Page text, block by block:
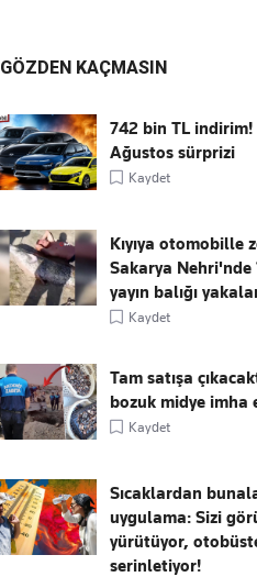
GÖZDEN KAÇMASIN
742 bin TL
Ağustos sürprizi
Kaydet
Kıyıya otomobille
Sakarya
yayın balığı
Kaydet
Tam satışa
bozuk midye imha
Kaydet
Sıcaklardan
uygulama: Sizi
yürütüyor,
serinletiyor!